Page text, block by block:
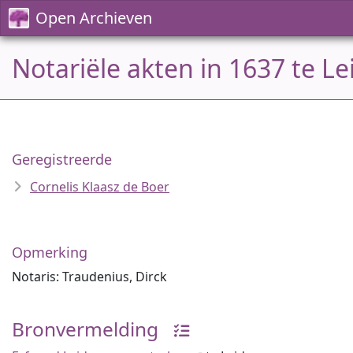
Open Archieven
Notariële akten in 1637 te
Geregistreerde
Cornelis Klaasz de Boer
Opmerking
Notaris: Traudenius, Dirck
Bronvermelding